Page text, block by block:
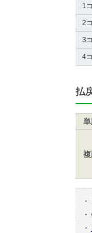
1
2
3
4
払
・
・
・